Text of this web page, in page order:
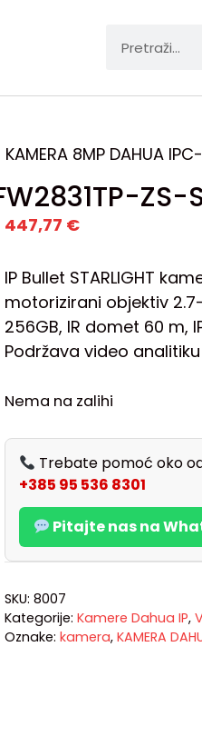
8MP DAHUA
ZS-
447,77 €
IP Bullet STARLIGHT
motorizirani objektiv
256GB, IR domet 60 m,
Podržava video analitiku
Nema na zalihi
Trebate pomoć oko
+385 95 536 8301
Pitajte nas na
SKU: 8007
Kategorije: Kamere Dahua IP,
Oznake: kamera, KAMERA